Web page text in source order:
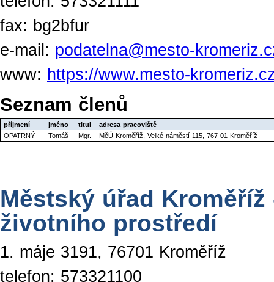
fax: bg2bfur
e-mail: podatelna@mesto-
www: https://www.mesto-
Seznam členů
příjmení jméno titul
adresa pracoviště
OPATRNÝ
Tomáš Mgr. MěÚ Kroměříž, Velké náměstí 115, 767 01 Kroměříž
Městský úřad
životního prostředí
1. máje 3191, 76701 Kroměříž
telefon: 573321100